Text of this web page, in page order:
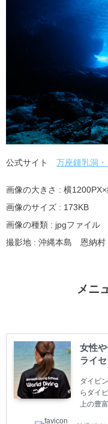
公式サイト 万座鍾乳洞
画像の大きさ : 横
画像のサイズ : 173KB
画像の種類 : jpgファイル
撮影地 : 沖縄本島 恩納村
メニ
女性
ライ
ダイビ
らダイ
上の豊